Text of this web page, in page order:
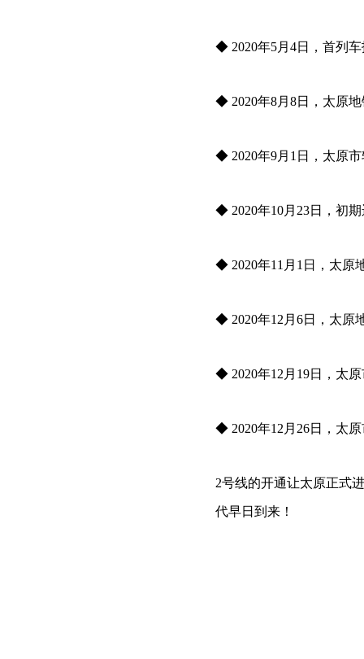
◆ 2020年5月4日，首列
◆ 2020年8月8日，太原
◆ 2020年9月1日，太原
◆ 2020年10月23日，初
◆ 2020年11月1日，太原
◆ 2020年12月6日，太原
◆ 2020年12月19日，太
◆ 2020年12月26日，太
2号线的开通让太原正式
代早日到来！